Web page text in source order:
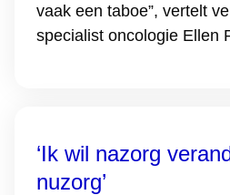
vaak een taboe”, vertelt
specialist oncologie Ellen
‘Ik wil nazorg
nuzorg’